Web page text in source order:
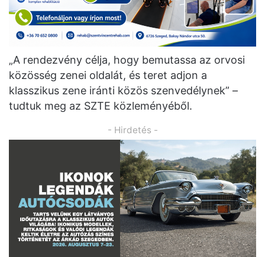
„A rendezvény célja, hogy bemutassa az orvosi
közösség zenei oldalát, és teret adjon a
klasszikus zene iránti közös szenvedélynek” –
tudtuk meg az SZTE közleményéből.
- Hirdetés -